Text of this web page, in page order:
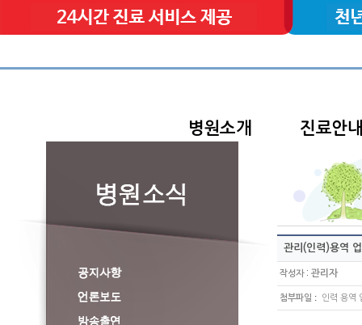
병원소개 진료안내
관리(인력)용역
작성자: 관리자
첨부파일 : 인력 용역